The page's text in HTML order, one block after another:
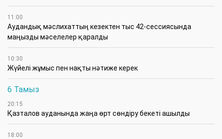
11:00
Аудандық мәслихаттың кезектен тыс 42-сессиясында
маңызды мәселелер қаралды
10:30
Жүйелі жұмыс пен нақты нәтиже керек
6 Тамыз
20:15
Қазталов ауданында жаңа өрт сөндіру бекеті ашылды
18:00